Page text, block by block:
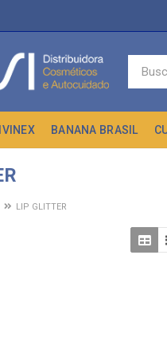
BANANA BRASIL
LIP GLITTER